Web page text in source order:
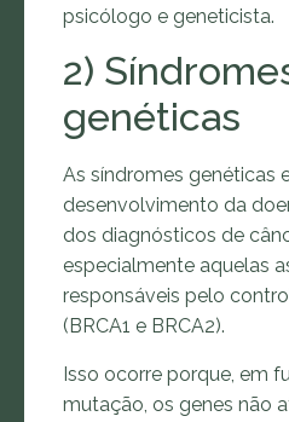
psicólogo e geneticista.
2)
genéticas
As síndromes genéticas
desenvolvimento da
dos diagnósticos de
especialmente aquelas
responsáveis pelo
(BRCA1 e BRCA2).
Isso ocorre porque, em
mutação, os genes não